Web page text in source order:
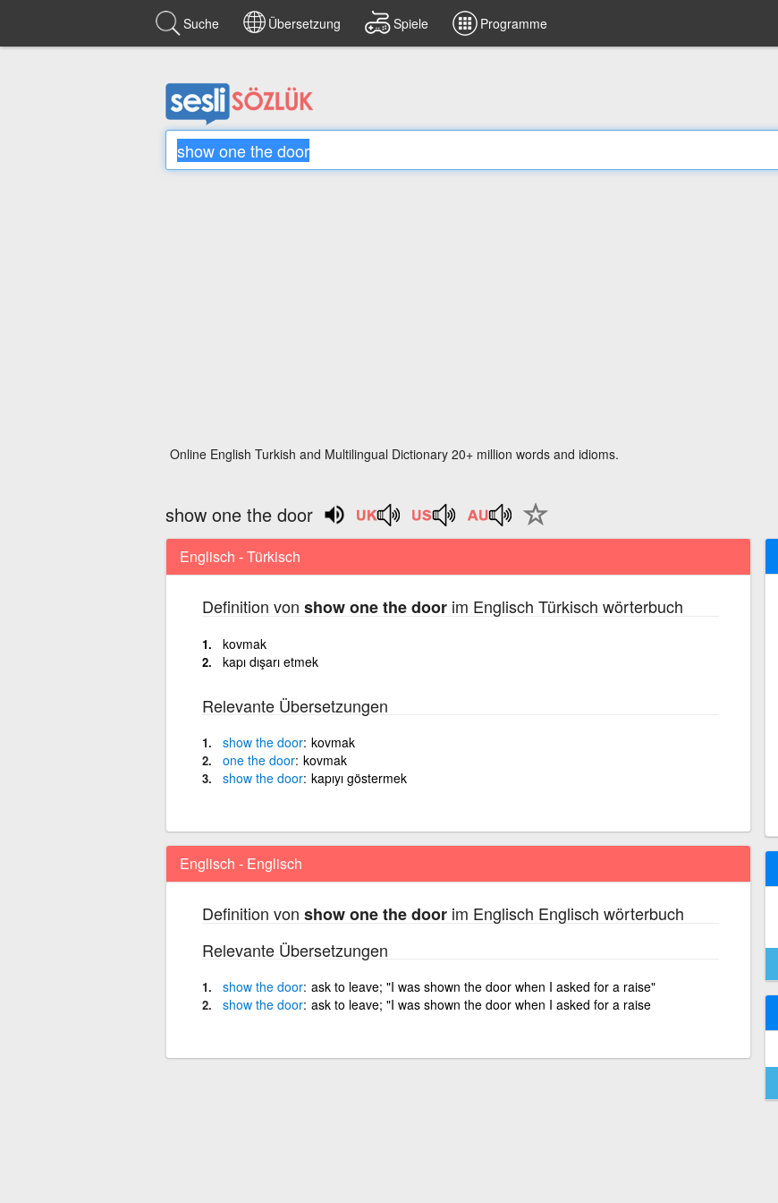
Suche Übersetzung Spiele Programme
Online English Turkish and Multilingual Dictionary 20+ million words and idioms.
show one the door
Englisch - Türkisch
Definition von show one the doorim Englisch Türkisch wörterbuch
kovmak
kapı dışarı etmek
Relevante Übersetzungen
show the door kovmak
one the door kovmak
show the door kapıyı göstermek
Englisch - Englisch
Definition von show one the doorim Englisch Englisch wörterbuch
Relevante Übersetzungen
show the door ask to leave; "I was shown the door when I asked for a raise"
show the door ask to leave; "I was shown the door when I asked for a raise